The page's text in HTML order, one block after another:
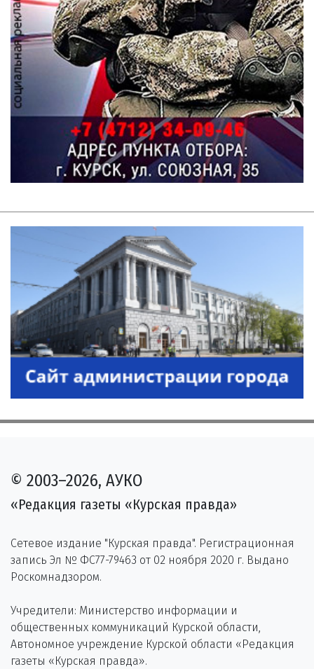
© 2003–2026, АУКО
«Редакция газеты «Курская правда»
Сетевое издание "Курская правда". Регистрационная
запись Эл № ФС77-79463 от 02 ноября 2020 г. Выдано
Роскомнадзором.
Учредители: Министерство информации и
общественных коммуникаций Курской области,
Автономное учреждение Курской области «Редакция
газеты «Курская правда».